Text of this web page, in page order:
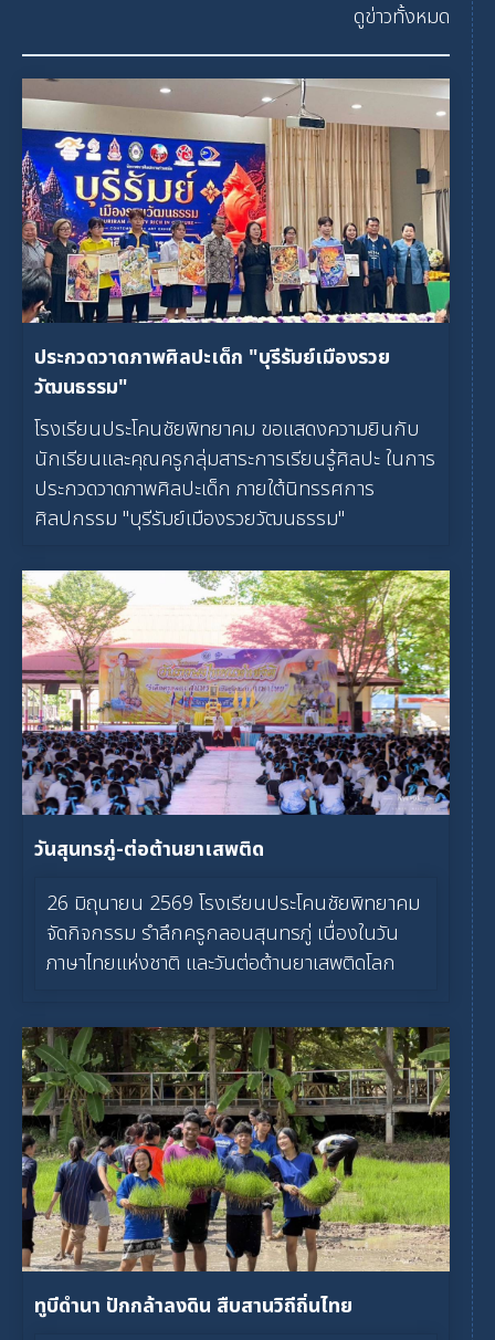
ดูข่าวทั้งหมด
ประกวดวาดภาพศิลปะเด็ก "บุรีรัมย์เมืองรวย
วัฒนธรรม"
โรงเรียนประโคนชัยพิทยาคม ขอแสดงความยินกับ
นักเรียนและคุณครูกลุ่มสาระการเรียนรู้ศิลปะ ในการ
ประกวดวาดภาพศิลปะเด็ก ภายใต้นิทรรศการ
ศิลปกรรม "บุรีรัมย์เมืองรวยวัฒนธรรม"
วันสุนทรภู่-ต่อต้านยาเสพติด
26 มิถุนายน 2569 โรงเรียนประโคนชัยพิทยาคม
จัดกิจกรรม รำลึกครูกลอนสุนทรภู่ เนื่องในวัน
ภาษาไทยแห่งชาติ และวันต่อต้านยาเสพติดโลก
ทูบีดำนา ปักกล้าลงดิน สืบสานวิถีถิ่นไทย